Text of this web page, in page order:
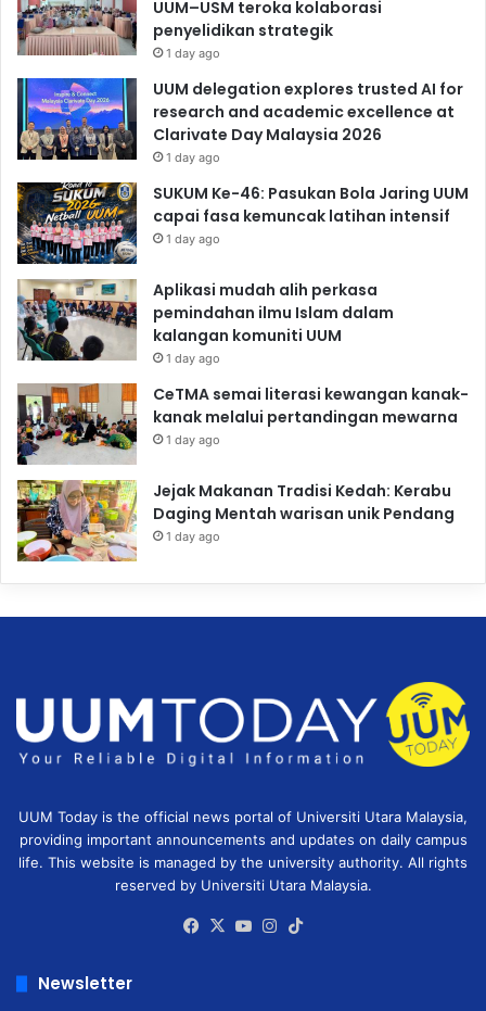
UUM–USM teroka kolaborasi
penyelidikan strategik
1 day ago
UUM delegation explores trusted AI for
research and academic excellence at
Clarivate Day Malaysia 2026
1 day ago
SUKUM Ke-46: Pasukan Bola Jaring UUM
capai fasa kemuncak latihan intensif
1 day ago
Aplikasi mudah alih perkasa
pemindahan ilmu Islam dalam
kalangan komuniti UUM
1 day ago
CeTMA semai literasi kewangan kanak-
kanak melalui pertandingan mewarna
1 day ago
Jejak Makanan Tradisi Kedah: Kerabu
Daging Mentah warisan unik Pendang
1 day ago
UUM Today is the official news portal of Universiti Utara Malaysia,
providing important announcements and updates on daily campus
life. This website is managed by the university authority. All rights
reserved by Universiti Utara Malaysia.
Facebook
X YouTubeInstagram
Newsletter